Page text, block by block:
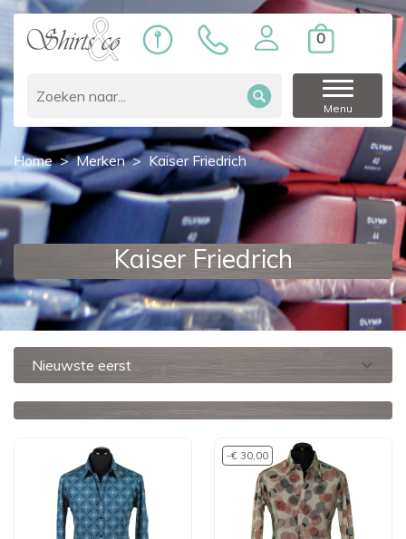
0
Menu
Home Merken Kaiser Friedrich
Kaiser Friedrich
Nieuwste eerst expand_more
-€ 30,00